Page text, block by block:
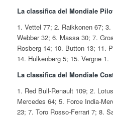
La classifica del Mondiale
1. Vettel 77; 2. Raikkonen 67;
Webber 32; 6. Massa 30; 7.
Rosberg 14; 10. Button 13; 11.
14. Hulkenberg 5; 15. Vergne 1.
La classifica del Mondiale
1. Red Bull-Renault 109; 2.
Mercedes 64; 5. Force India-
23; 7. Toro Rosso-Ferrari 7; 8.